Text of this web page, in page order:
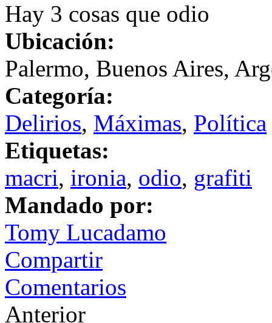
Hay 3 cosas que odio
Ubicación:
Palermo, Buenos Aires,
Categoría:
Delirios, Máximas, Política
Etiquetas:
macri, ironia, odio, grafiti
Mandado por:
Tomy Lucadamo
Compartir
Comentarios
Anterior